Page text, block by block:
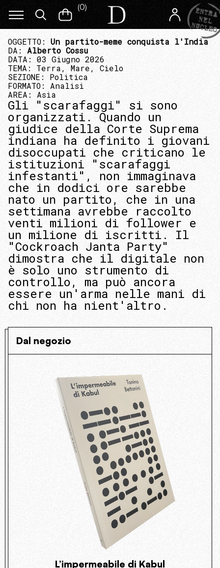
(0)
OGGETTO: Un partito-meme conquista l'India
DA: Alberto Cossu
DATA: 03 Giugno 2026
TEMA: Terra, Mare, Cielo
SEZIONE: Politica
FORMATO: Analisi
AREA: Asia
Gli "scarafaggi" si sono
organizzati. Quando un
giudice della Corte Suprema
indiana ha definito i giovani
disoccupati che criticano le
istituzioni "scarafaggi
infestanti", non immaginava
che in dodici ore sarebbe
nato un partito, che in una
settimana avrebbe raccolto
venti milioni di follower e
un milione di iscritti. Il
"Cockroach Janta Party"
dimostra che il digitale non
è solo uno strumento di
controllo, ma può ancora
essere un'arma nelle mani di
chi non ha nient'altro.
Dal negozio
L’impermeabile di Kabul